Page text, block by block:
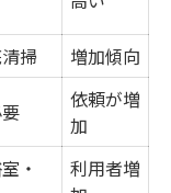
グ業者を見極
コツ
グ依頼の流れ
定の秘訣
掃
増加傾向
依頼が増
加
・
利用者増